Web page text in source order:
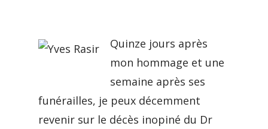
Quinze jours après
mon hommage et une
semaine après ses
funérailles, je peux décemment
revenir sur le décès inopiné du Dr